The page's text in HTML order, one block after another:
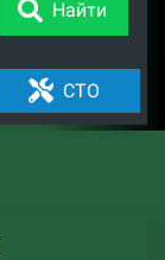
Найти
СТО